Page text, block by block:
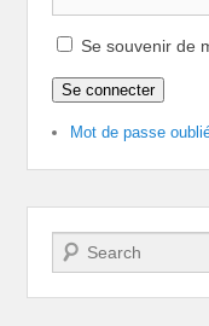
Se souvenir de
Se connecter
Mot de passe
Recherche